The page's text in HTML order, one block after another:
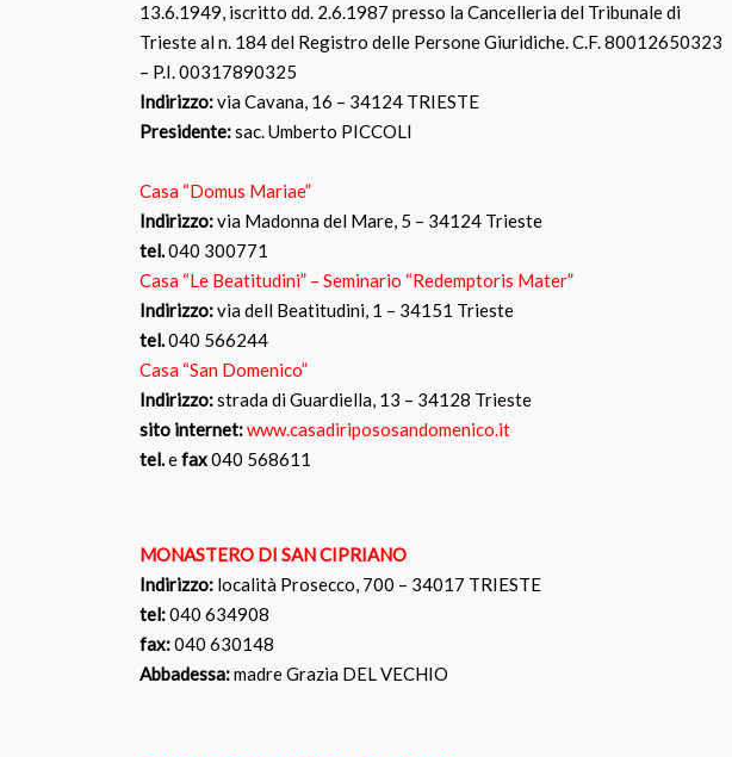
13.6.1949, iscritto dd. 2.6.1987 presso la Cancelleria del Tribunale di
Trieste al n. 184 del Registro delle Persone Giuridiche. C.F. 80012650323
– P.I. 00317890325
Indirizzo:via Cavana, 16 – 34124 TRIESTE
Presidente:sac. Umberto PICCOLI
Casa “Domus Mariae”
Indirizzo:via Madonna del Mare, 5 – 34124 Trieste
tel.040 300771
Casa “Le Beatitudini” – Seminario “Redemptoris Mater”
Indirizzo:via dell Beatitudini, 1 – 34151 Trieste
tel.040 566244
Casa “San Domenico”
Indirizzo:strada di Guardiella, 13 – 34128 Trieste
sito internet:www.casadiripososandomenico.it
tel.efax040 568611
MONASTERO DI SAN CIPRIANO
Indirizzo: località Prosecco, 700 – 34017 TRIESTE
tel:040 634908
fax:040 630148
Abbadessa:madre Grazia DEL VECHIO